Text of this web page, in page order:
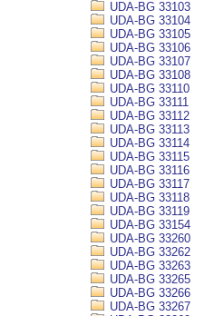
UDA-BG 33103
UDA-BG 33104
UDA-BG 33105
UDA-BG 33106
UDA-BG 33107
UDA-BG 33108
UDA-BG 33110
UDA-BG 33111
UDA-BG 33112
UDA-BG 33113
UDA-BG 33114
UDA-BG 33115
UDA-BG 33116
UDA-BG 33117
UDA-BG 33118
UDA-BG 33119
UDA-BG 33154
UDA-BG 33260
UDA-BG 33262
UDA-BG 33263
UDA-BG 33265
UDA-BG 33266
UDA-BG 33267